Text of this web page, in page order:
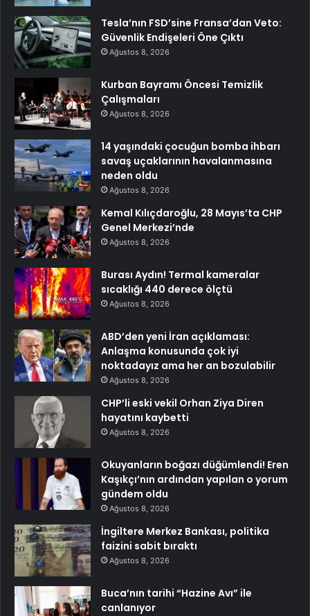
Tesla’nın FSD’sine Fransa’dan Veto:
Güvenlik Endişeleri Öne Çıktı
Ağustos 8, 2026
Kurban Bayramı Öncesi Temizlik
Çalışmaları
Ağustos 8, 2026
14 yaşındaki çocuğun bomba ihbarı
savaş uçaklarının havalanmasına
neden oldu
Ağustos 8, 2026
Kemal Kılıçdaroğlu, 28 Mayıs’ta CHP
Genel Merkezi’nde
Ağustos 8, 2026
Burası Aydın! Termal kameralar
sıcaklığı 440 derece ölçtü
Ağustos 8, 2026
ABD’den yeni İran açıklaması:
Anlaşma konusunda çok iyi
noktadayız ama her an bozulabilir
Ağustos 8, 2026
CHP’li eski vekil Orhan Ziya Diren
hayatını kaybetti
Ağustos 8, 2026
Okuyanların boğazı düğümlendi! Eren
Kaşıkçı’nın ardından yapılan o yorum
gündem oldu
Ağustos 8, 2026
İngiltere Merkez Bankası, politika
faizini sabit bıraktı
Ağustos 8, 2026
Buca’nın tarihi “Hazine Avı” ile
canlanıyor